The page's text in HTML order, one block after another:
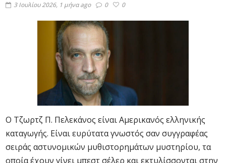
3 Ιουλίου 2026, 1 μήνα ago
0 0
Ο Τζωρτζ Π. Πελεκάνος είναι Αμερικανός ελληνικής
καταγωγής. Είναι ευρύτατα γνωστός σαν συγγραφέας
σειράς αστυνομικών μυθιστορημάτων μυστηρίου, τα
οποία έχουν γίνει μπεστ σέλερ και εκτυλίσσονται στην